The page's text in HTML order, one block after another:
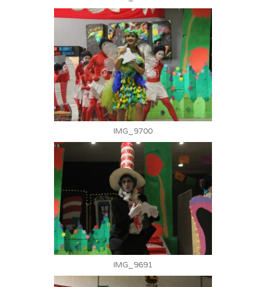
IMG_9700
IMG_9691